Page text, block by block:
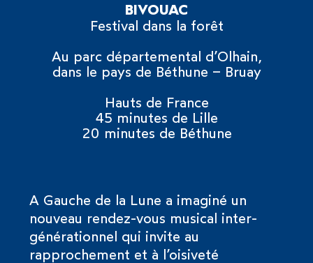
BIVOUAC
Festival dans la forêt
Au parc départemental d’Olhain,
dans le pays de Béthune – Bruay
Hauts de France
45 minutes de Lille
20 minutes de Béthune
A Gauche de la Lune a imaginé un
nouveau rendez-vous musical inter-
générationnel qui invite au
rapprochement et à l’oisiveté